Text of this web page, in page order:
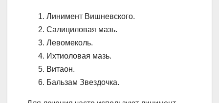
Линимент Вишневского.
Салициловая мазь.
Левомеколь.
Ихтиоловая мазь.
Витаон.
Бальзам Звездочка.